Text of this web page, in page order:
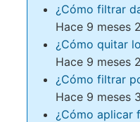
¿Cómo filtrar
Hace 9 meses
¿Cómo quitar
Hace 9 meses
¿Cómo filtrar
Hace 9 meses
¿Cómo aplicar